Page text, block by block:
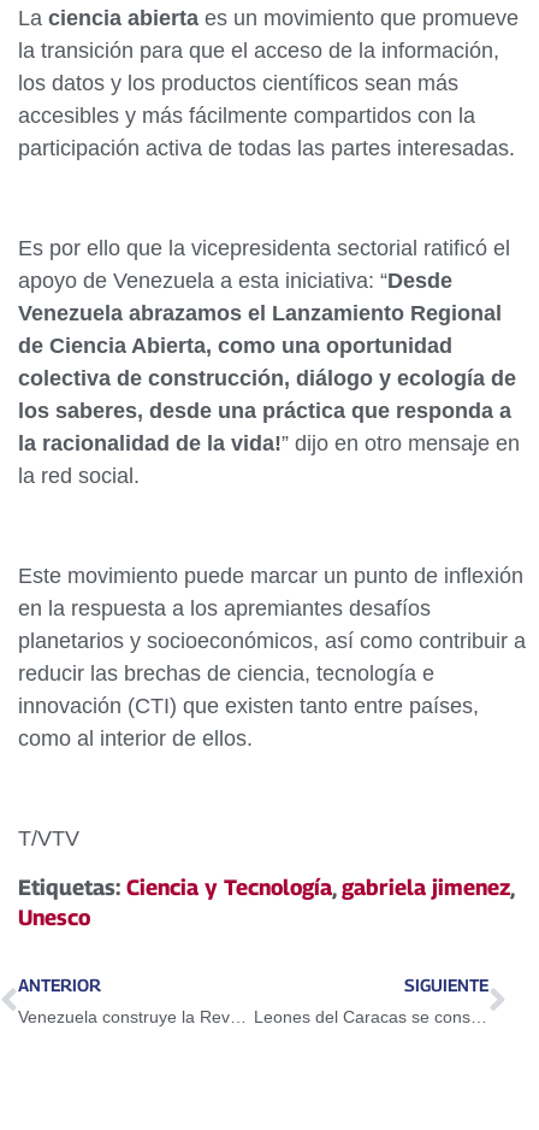
La ciencia abierta es un movimiento que promueve
la transición para que el acceso de la información,
los datos y los productos científicos sean más
accesibles y más fácilmente compartidos con la
participación activa de todas las partes interesadas.
Es por ello que la vicepresidenta sectorial ratificó el
apoyo de Venezuela a esta iniciativa: “Desde
Venezuela abrazamos el Lanzamiento Regional
de Ciencia Abierta, como una oportunidad
colectiva de construcción, diálogo y ecología de
los saberes, desde una práctica que responda a
la racionalidad de la vida!” dijo en otro mensaje en
la red social.
Este movimiento puede marcar un punto de inflexión
en la respuesta a los apremiantes desafíos
planetarios y socioeconómicos, así como contribuir a
reducir las brechas de ciencia, tecnología e
innovación (CTI) que existen tanto entre países,
como al interior de ellos.
T/VTV
Etiquetas: Ciencia y Tecnología,gabriela jimenez,
Unesco
ANTERIOR SIGUIENTE
Leones del Caracas se consagran campeones del béisbol venezolano